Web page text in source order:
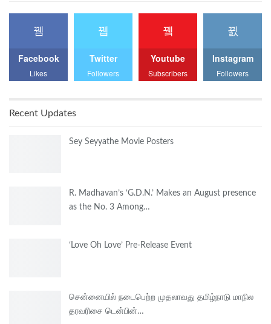
Facebook
Likes
Twitter
Followers
Youtube
Subscribers
Instagram
Followers
Recent Updates
Sey Seyyathe Movie Posters
R. Madhavan’s ‘G.D.N.’ Makes an August presence
as the No. 3 Among…
‘Love Oh Love’ Pre-Release Event
சென்னையில் நடைபெற்ற முதலாவது தமிழ்நாடு மாநில
தரவரிசை டென்பின்…